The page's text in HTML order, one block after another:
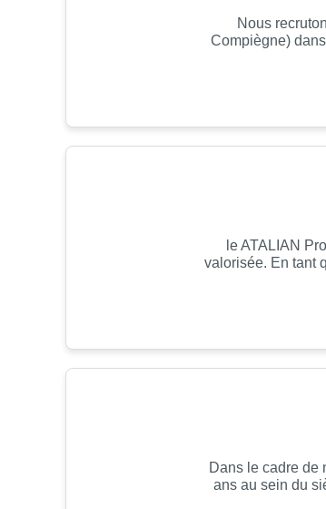
Nous
Compiègne)
le ATALIAN
valorisée. En tant
Dans le cadre de
ans au sein du